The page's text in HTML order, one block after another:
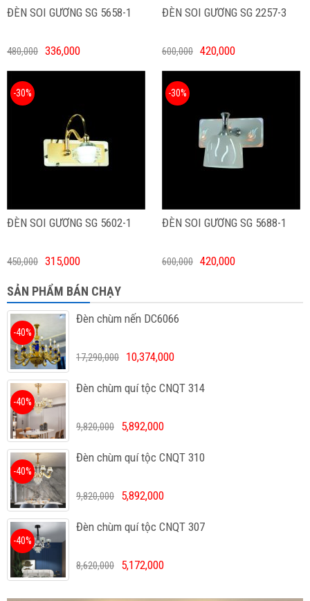
ĐÈN SOI GƯƠNG SG 5658-1
480,000 336,000
ĐÈN SOI GƯƠNG SG 2257-3
600,000 420,000
ĐÈN SOI GƯƠNG SG 5602-1
-30%
450,000 315,000
ĐÈN SOI GƯƠNG SG 5688-1
-30%
600,000 420,000
SẢN PHẨM BÁN CHẠY
Đèn chùm nến DC6066
-40%
17,290,000 10,374,000
Đèn chùm quí tộc CNQT 314
-40%
9,820,000 5,892,000
Đèn chùm quí tộc CNQT 310
-40%
9,820,000 5,892,000
Đèn chùm quí tộc CNQT 307
-40%
8,620,000 5,172,000